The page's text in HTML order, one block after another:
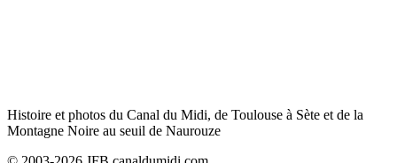
Histoire et photos du Canal du Midi, de Toulouse à Sète et de la
Montagne Noire au seuil de Naurouze